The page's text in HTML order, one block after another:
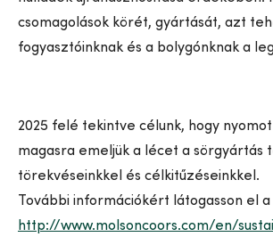
csomagolások körét, gyártását, azt
fogyasztóinknak és a bolygónknak a
2025 felé tekintve célunk, hogy
magasra emeljük a lécet a sörgyártás
törekvéseinkkel és célkitűzéseinkkel.
További információkért látogasson el a
http://www.molsoncoors.com/en/